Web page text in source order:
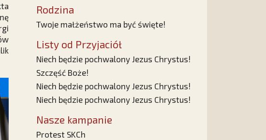
Rodzina
Twoje małżeństwo ma być święte!
Listy od Przyjaciół
Niech będzie pochwalony Jezus Chrystus!
Szczęść Boże!
Niech będzie pochwalony Jezus Chrystus!
Niech będzie pochwalony Jezus Chrystus!
Nasze kampanie
Protest SKCh